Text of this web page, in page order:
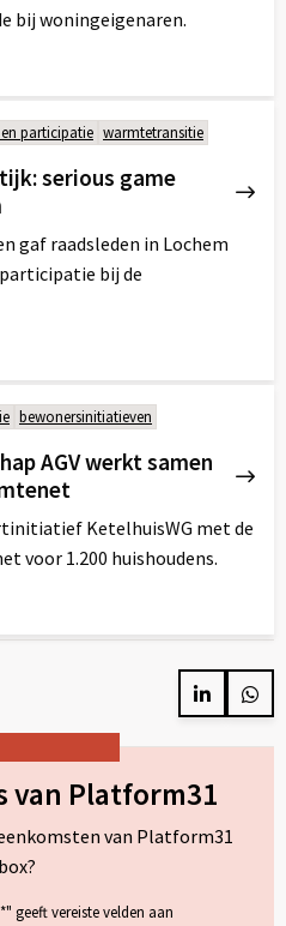
bij woningeigenaren.
participatie warmtetransitie
serious game
gaf raadsleden in Lochem
bij de
bewonersinitiatieven
AGV werkt samen
KetelhuisWG met de
voor 1.200 huishoudens.
Delen
LinkedIn
van Platform31
van Platform31
*" geeft vereiste velden aan